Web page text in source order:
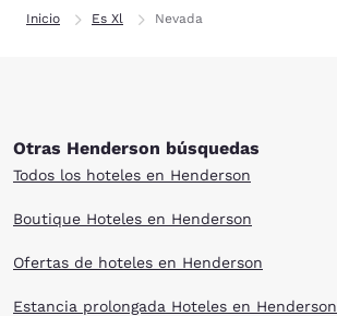
Inicio Es Xl Nevada
Otras Henderson búsquedas
Todos los hoteles en Henderson
Boutique Hoteles en Henderson
Ofertas de hoteles en Henderson
Estancia prolongada Hoteles en Henderson